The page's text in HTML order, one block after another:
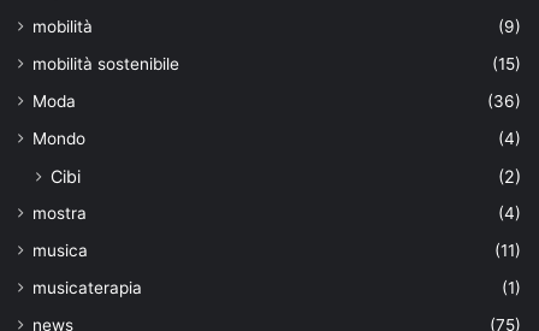
mobilità
(9)
mobilità sostenibile
(15)
Moda
(36)
Mondo
(4)
Cibi (2)
mostra
(4)
musica
(11)
musicaterapia
(1)
news
(75)